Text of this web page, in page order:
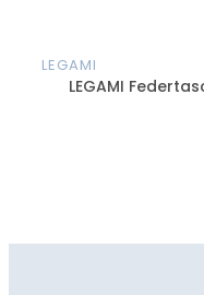
LEGAMI
LEGAMI